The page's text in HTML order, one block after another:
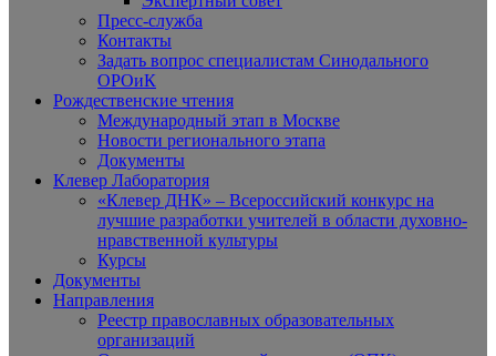
Пресс-служба
Контакты
Задать вопрос специалистам Синодального
ОРОиК
Рождественские чтения
Международный этап в Москве
Новости регионального этапа
Документы
Клевер Лаборатория
«Клевер ДНК» – Всероссийский конкурс на
лучшие разработки учителей в области духовно-
нравственной культуры
Курсы
Документы
Направления
Реестр православных образовательных
организаций